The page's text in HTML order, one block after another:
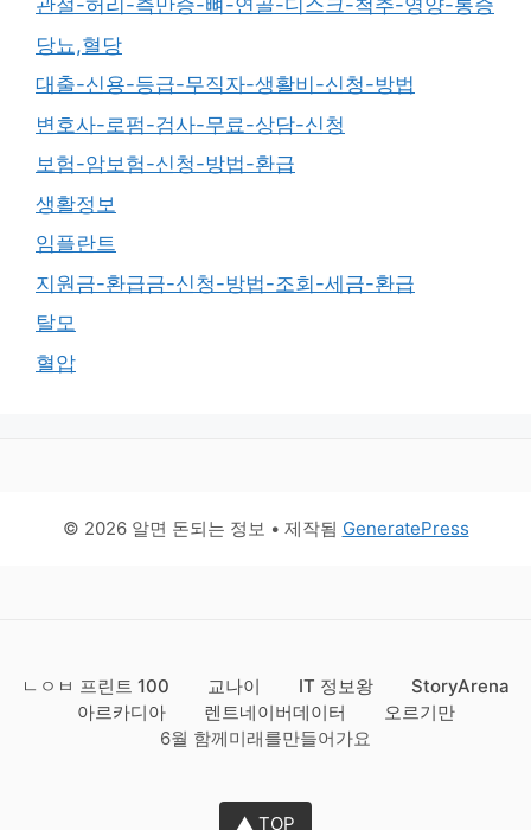
관절-허리-측만증-뼈-연골-디스크-척추-영양-통증
당뇨,혈당
대출-신용-등급-무직자-생활비-신청-방법
변호사-로펌-검사-무료-상담-신청
보험-암보험-신청-방법-환급
생활정보
임플란트
지원금-환급금-신청-방법-조회-세금-환급
탈모
혈압
© 2026 알면 돈되는 정보 • 제작됨 GeneratePress
ㄴㅇㅂ 프린트 100 교나이 IT 정보왕
StoryArena
아르카디아
렌트네이버데이터
오르기만
6월 함께미래를만들어가요
▲ TOP